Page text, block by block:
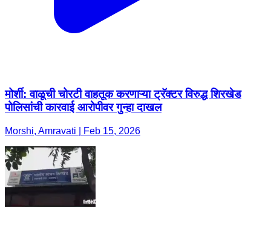
मोर्शी: वाळूची चोरटी वाहतूक करणाऱ्या ट्रॅक्टर विरुद्ध शिरखेड
पोलिसांची कारवाई आरोपीवर गुन्हा दाखल
Morshi, Amravati | Feb 15, 2026